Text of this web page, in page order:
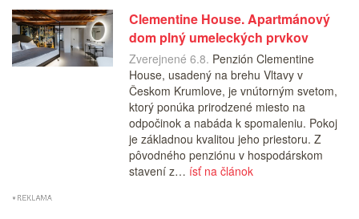
Clementine House. Apartmánový
dom plný umeleckých prvkov
Zverejnené 6.8. Penzión Clementine
House, usadený na brehu Vltavy v
Českom Krumlove, je vnútorným svetom,
ktorý ponúka prirodzené miesto na
odpočinok a nabáda k spomaleniu. Pokoj
je základnou kvalitou jeho priestoru. Z
pôvodného penziónu v hospodárskom
stavení z… ísť na článok